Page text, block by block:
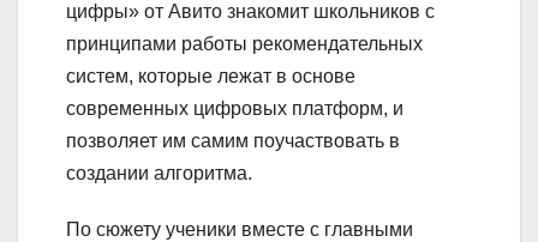
цифры» от Авито знакомит школьников с
принципами работы рекомендательных
систем, которые лежат в основе
современных цифровых платформ, и
позволяет им самим поучаствовать в
создании алгоритма.
По сюжету ученики вместе с главными